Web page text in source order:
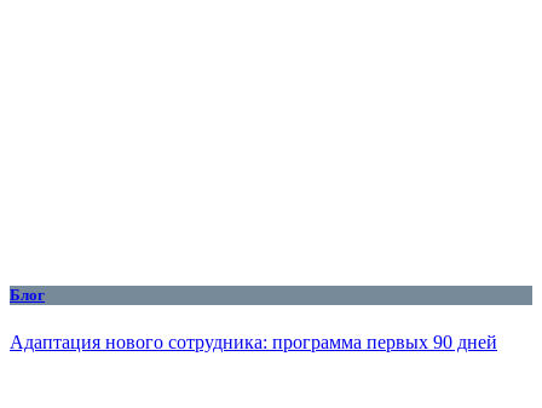
Блог
Адаптация нового сотрудника: программа первых 90 дней